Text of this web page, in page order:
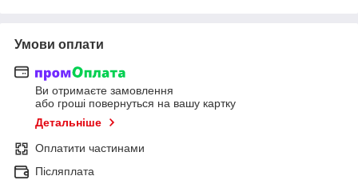
Умови оплати
Ви отримаєте замовлення
або гроші повернуться на вашу картку
Детальніше
Оплатити частинами
Післяплата